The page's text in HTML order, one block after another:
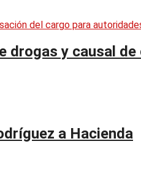
y causal
a Hacienda